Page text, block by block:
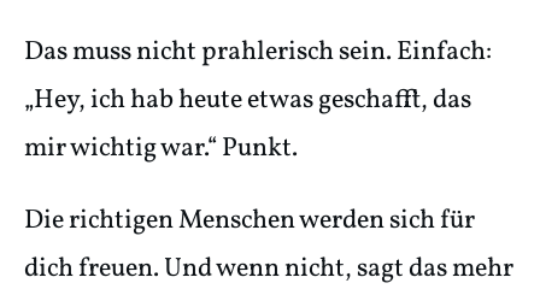
Das muss nicht prahlerisch sein. Einfach:
„Hey, ich hab heute etwas geschafft, das
mir wichtig war.“ Punkt.
Die richtigen Menschen werden sich für
dich freuen. Und wenn nicht, sagt das mehr